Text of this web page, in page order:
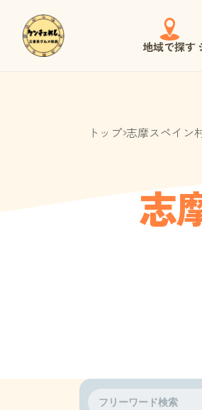
地域で探す
トップ 志摩スペイン
志